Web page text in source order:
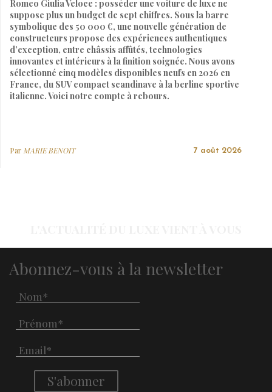
Romeo Giulia Veloce : posséder une voiture de luxe ne
suppose plus un budget de sept chiffres. Sous la barre
symbolique des 50 000 €, une nouvelle génération de
constructeurs propose des expériences authentiques
d’exception, entre châssis affûtés, technologies
innovantes et intérieurs à la finition soignée. Nous avons
sélectionné cinq modèles disponibles neufs en 2026 en
France, du SUV compact scandinave à la berline sportive
italienne. Voici notre compte à rebours.
Par MARIE BENOIT 7 août 2026
Abonnez-vous à la newsletter